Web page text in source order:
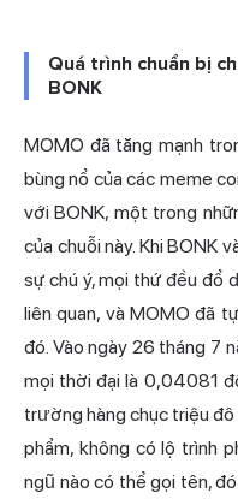
Quá trình chuẩn bị
BONK
MOMO đã tăng mạnh
bùng nổ của các meme
với BONK, một trong
của chuỗi này. Khi BONK
sự chú ý, mọi thứ đều đổ
liên quan, và MOMO đã
đó. Vào ngày 26 tháng 7
mọi thời đại là 0,04081
trường hàng chục triệu
phẩm, không có lộ trình
ngũ nào có thể gọi tên,